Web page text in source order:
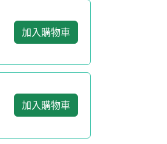
加入購物車
加入購物車